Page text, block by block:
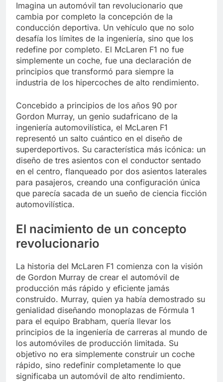
Imagina un automóvil tan revolucionario que
cambia por completo la concepción de la
conducción deportiva. Un vehículo que no solo
desafía los límites de la ingeniería, sino que los
redefine por completo. El McLaren F1 no fue
simplemente un coche, fue una declaración de
principios que transformó para siempre la
industria de los hipercoches de alto rendimiento.
Concebido a principios de los años 90 por
Gordon Murray, un genio sudafricano de la
ingeniería automovilística, el McLaren F1
representó un salto cuántico en el diseño de
superdeportivos. Su característica más icónica: un
diseño de tres asientos con el conductor sentado
en el centro, flanqueado por dos asientos laterales
para pasajeros, creando una configuración única
que parecía sacada de un sueño de ciencia ficción
automovilística.
El nacimiento de un concepto
revolucionario
La historia del McLaren F1 comienza con la visión
de Gordon Murray de crear el automóvil de
producción más rápido y eficiente jamás
construido. Murray, quien ya había demostrado su
genialidad diseñando monoplazas de Fórmula 1
para el equipo Brabham, quería llevar los
principios de la ingeniería de carreras al mundo de
los automóviles de producción limitada. Su
objetivo no era simplemente construir un coche
rápido, sino redefinir completamente lo que
significaba un automóvil de alto rendimiento.